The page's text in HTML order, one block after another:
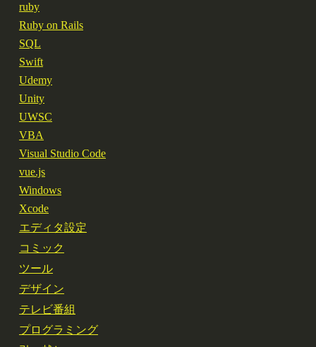
ruby
Ruby on Rails
SQL
Swift
Udemy
Unity
UWSC
VBA
Visual Studio Code
vue.js
Windows
Xcode
エディタ設定
コミック
ツール
デザイン
テレビ番組
プログラミング